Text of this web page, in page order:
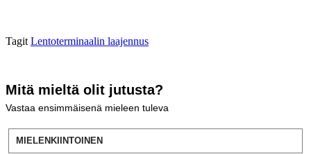
Tagit Lentoterminaalin laajennus
Mitä mieltä olit jutusta?
Vastaa ensimmäisenä mieleen tuleva
MIELENKIINTOINEN